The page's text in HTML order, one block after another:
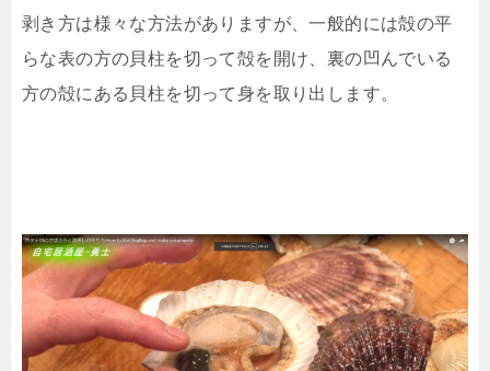
剥き方は様々な方法がありますが、一般的には殻の平
らな表の方の貝柱を切って殻を開け、裏の凹んでいる
方の殻にある貝柱を切って身を取り出します。